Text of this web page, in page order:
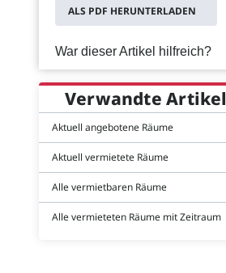
ALS PDF HERUNTERLADEN
War dieser Artikel hilfreich?
Verwandte Artikel
Aktuell angebotene Räume
Aktuell vermietete Räume
Alle vermietbaren Räume
Alle vermieteten Räume mit Zeitraum